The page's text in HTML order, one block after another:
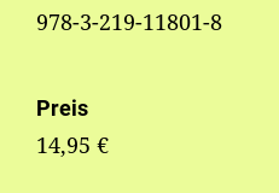
978-3-219-11801-8
Preis
14,95 €